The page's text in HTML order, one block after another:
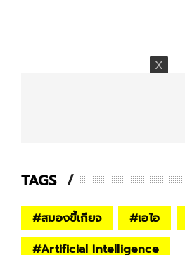
TAGS
#สมองขี้เกียจ #เอไอ
#Artificial Intelligence